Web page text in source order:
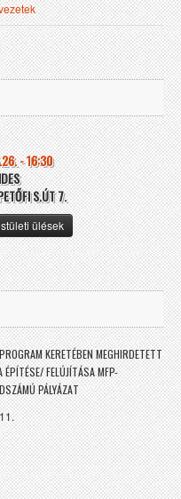
- 16:30
S.ÚT 7.
ülések
KERETÉBEN MEGHIRDETETT
ÉPÍTÉSE/ FELÚJÍTÁSA MFP-
PÁLYÁZAT